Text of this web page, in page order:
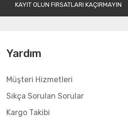
KAYIT OLUN FIRSATLARI KAÇIRMAYIN
Yardım
Müşteri Hizmetleri
Sıkça Sorulan Sorular
Kargo Takibi